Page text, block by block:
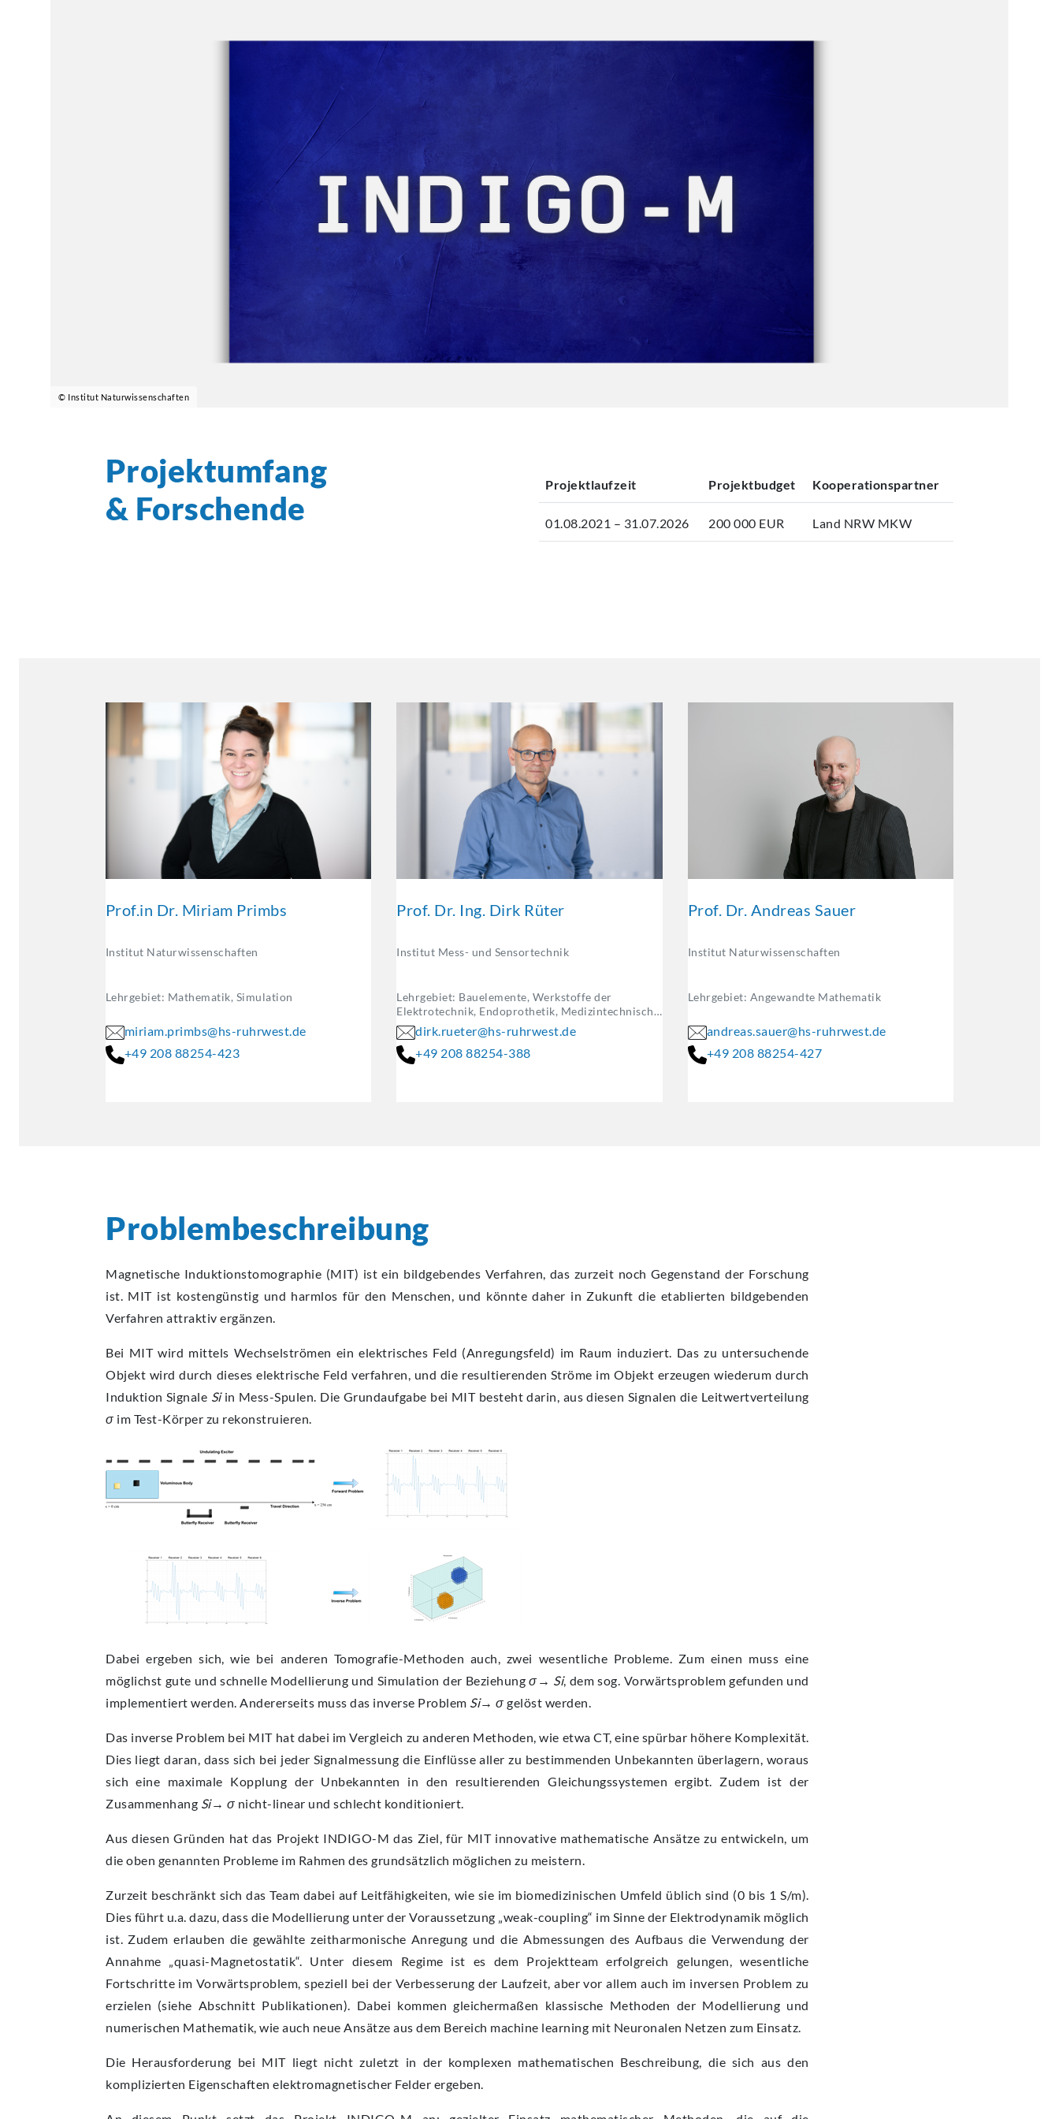
© Institut Naturwissenschaften
Projektumfang
& Forschende
Projektlaufzeit Projektbudget Kooperationspartner
01.08.2021 – 31.07.2026 200 000 EUR Land NRW MKW
Prof.in Dr. Miriam Primbs
Institut Naturwissenschaften
Lehrgebiet: Mathematik, Simulation
miriam.primbs@hs-ruhrwest.de
+49 208 88254-423
Prof. Dr. Ing. Dirk Rüter
Institut Mess- und Sensortechnik
Lehrgebiet: Bauelemente, Werkstoffe der
Elektrotechnik, Endoprothetik, Medizintechnische
Materialien und Komponenten
dirk.rueter@hs-ruhrwest.de
+49 208 88254-388
Prof. Dr. Andreas Sauer
Institut Naturwissenschaften
Lehrgebiet: Angewandte Mathematik
andreas.sauer@hs-ruhrwest.de
+49 208 88254-427
Problembeschreibung
Magnetische Induktionstomographie (MIT) ist ein bildgebendes Verfahren, das zurzeit noch Gegenstand der Forschung
ist. MIT ist kostengünstig und harmlos für den Menschen, und könnte daher in Zukunft die etablierten bildgebenden
Verfahren attraktiv ergänzen.
Bei MIT wird mittels Wechselströmen ein elektrisches Feld (Anregungsfeld) im Raum induziert. Das zu untersuchende
Objekt wird durch dieses elektrische Feld verfahren, und die resultierenden Ströme im Objekt erzeugen wiederum durch
Induktion Signale Siin Mess-Spulen. Die Grundaufgabe bei MIT besteht darin, aus diesen Signalen die Leitwertverteilung
σ im Test-Körper zu rekonstruieren.
Dabei ergeben sich, wie bei anderen Tomografie-Methoden auch, zwei wesentliche Probleme. Zum einen muss eine
möglichst gute und schnelle Modellierung und Simulation der Beziehungσ→ Si, dem sog. Vorwärtsproblem gefunden und
implementiert werden. Andererseits muss das inverse Problem Si→ σ gelöst werden.
Das inverse Problem bei MIT hat dabei im Vergleich zu anderen Methoden, wie etwa CT, eine spürbar höhere Komplexität.
Dies liegt daran, dass sich bei jeder Signalmessung die Einflüsse aller zu bestimmenden Unbekannten überlagern, woraus
sich eine maximale Kopplung der Unbekannten in den resultierenden Gleichungssystemen ergibt. Zudem ist der
Zusammenhang Si→ σ nicht-linear und schlecht konditioniert.
Aus diesen Gründen hat das Projekt INDIGO-M das Ziel, für MIT innovative mathematische Ansätze zu entwickeln, um
die oben genannten Probleme im Rahmen des grundsätzlich möglichen zu meistern.
Zurzeit beschränkt sich das Team dabei auf Leitfähigkeiten, wie sie im biomedizinischen Umfeld üblich sind (0 bis 1 S/m).
Dies führt u.a. dazu, dass die Modellierung unter der Voraussetzung „weak-coupling“ im Sinne der Elektrodynamik möglich
ist. Zudem erlauben die gewählte zeitharmonische Anregung und die Abmessungen des Aufbaus die Verwendung der
Annahme „quasi-Magnetostatik“. Unter diesem Regime ist es dem Projektteam erfolgreich gelungen, wesentliche
Fortschritte im Vorwärtsproblem, speziell bei der Verbesserung der Laufzeit, aber vor allem auch im inversen Problem zu
erzielen (siehe Abschnitt Publikationen). Dabei kommen gleichermaßen klassische Methoden der Modellierung und
numerischen Mathematik, wie auch neue Ansätze aus dem Bereich machine learning mit Neuronalen Netzen zum Einsatz.
Die Herausforderung bei MIT liegt nicht zuletzt in der komplexen mathematischen Beschreibung, die sich aus den
komplizierten Eigenschaften elektromagnetischer Felder ergeben.